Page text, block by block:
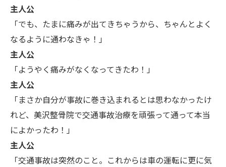
主人公
「でも、たまに痛みが出てきちゃうから、ちゃんとよく
なるように通わなきゃ！」
主人公
「ようやく痛みがなくなってきたわ！」
主人公
「まさか自分が事故に巻き込まれるとは思わなかったけ
れど、美沢整骨院で交通事故治療を頑張って通って本当
によかったわ！」
主人公
「交通事故は突然のこと。これからは車の運転に更に気